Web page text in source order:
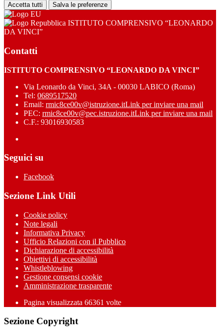
Accetta tutti Salva le preferenze
ISTITUTO COMPRENSIVO “LEONARDO
DA VINCI”
Contatti
ISTITUTO COMPRENSIVO “LEONARDO DA VINCI”
Via Leonardo da Vinci, 34A - 00030 LABICO (Roma)
Tel: 0689517520
Email: rmic8ce00v@istruzione.itLink per inviare una mail
PEC: rmic8ce00v@pec.istruzione.itLink per inviare una mail
C.F.: 93016930583
Seguici su
Facebook
Sezione Link Utili
Cookie policy
Note legali
Informativa Privacy
Ufficio Relazioni con il Pubblico
Dichiarazione di accessibilità
Obiettivi di accessibilità
Whistleblowing
Gestione consensi cookie
Amministrazione trasparente
Pagina visualizzata 66361 volte
Sezione Copyright